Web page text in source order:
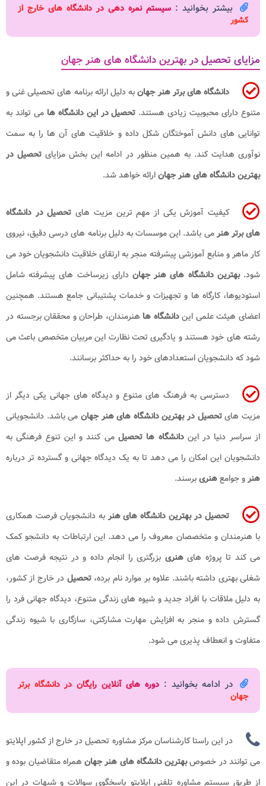
بیشتر بخوانید : سیستم نمره دهی در دانشگاه های خارج از
کشور
مزایای تحصیل در بهترین دانشگاه های هنر جهان
دانشگاه های برتر هنر جهانبه دلیل ارائه برنامه های تحصیلی غنی و
متنوع دارای محبوبیت زیادی هستند. تحصیل در این دانشگاه هامی تواند به
توانایی های دانش آموختگان شکل داده و خلاقیت های آن ها را به سمت
نوآوری هدایت کند. به همین منظور در ادامه این بخش مزایای تحصیل در
بهترین دانشگاه های هنر جهانارائه خواهد شد.
کیفیت آموزش یکی از مهم ترین مزیت های تحصیل در دانشگاه
های برتر هنرمی باشد. این موسسات به دلیل برنامه های درسی دقیق، نیروی
کار ماهر و منابع آموزشی پیشرفته منجر به ارتقای خلاقیت دانشجویان خود می
شود.بهترین دانشگاه های هنر جهان دارای زیرساخت های پیشرفته شامل
استودیوها، کارگاه ها و تجهیزات و خدمات پشتیبانی جامع هستند. همچنین
اعضای هیئت علمی ایندانشگاه ها هنرمندان، طراحان و محققان برجسته در
رشته های خود هستند و یادگیری تحت نظارت این مربیان متخصص باعث می
شود که دانشجویان استعدادهای خود را به حداکثر برسانند.
دسترسی به فرهنگ های متنوع و دیدگاه های جهانی یکی دیگر از
مزیت هایتحصیل در بهترین دانشگاه های هنر جهان می باشد. دانشجویانی
از سراسر دنیا در ایندانشگاه ها تحصیلمی کنند و این تنوع فرهنگی به
دانشجویان این امکان را می دهد تا به یک دیدگاه جهانی و گسترده تر درباره
هنرو جوامعهنریبرسند.
تحصیل در بهترین دانشگاه های هنربه دانشجویان فرصت همکاری
با هنرمندان و متخصصان معروف را می دهد. این ارتباطات به دانشجو کمک
می کند تا پروژه هایهنری بزرگتری را انجام داده و در نتیجه فرصت های
شغلی بهتری داشته باشند. علاوه بر موارد نام برده،تحصیل در خارج از کشور،
به دلیل ملاقات با افراد جدید و شیوه های زندگی متنوع، دیدگاه جهانی فرد را
گسترش داده و منجر به افزایش مهارت مشارکتی، سازگاری با شیوه زندگی
متفاوت و انعطاف پذیری می شود.
در ادامه بخوانید : دوره های آنلاین رایگان در دانشگاه برتر
جهان
در این راستا کارشناسان مرکز مشاوره تحصیل در خارج از کشور اپلایتو
می توانند در خصوصبهترین دانشگاه های هنر جهان همراه متقاضیان بوده و
از طریق سیستم مشاوره تلفنی اپلایتو پاسخگوی سوالات و شبهات در این